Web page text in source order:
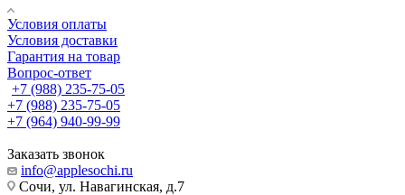
Условия оплаты
Условия доставки
Гарантия на товар
Вопрос-ответ
+7 (988) 235-75-05
+7 (988) 235-75-05
+7 (964) 940-99-99
Заказать звонок
info@applesochi.ru
Сочи, ул. Навагинская, д.7